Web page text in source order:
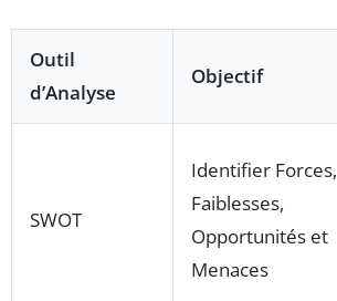
Outil
d’Analyse
Objectif
SWOT
Identifier Forces,
Faiblesses,
Opportunités et
Menaces